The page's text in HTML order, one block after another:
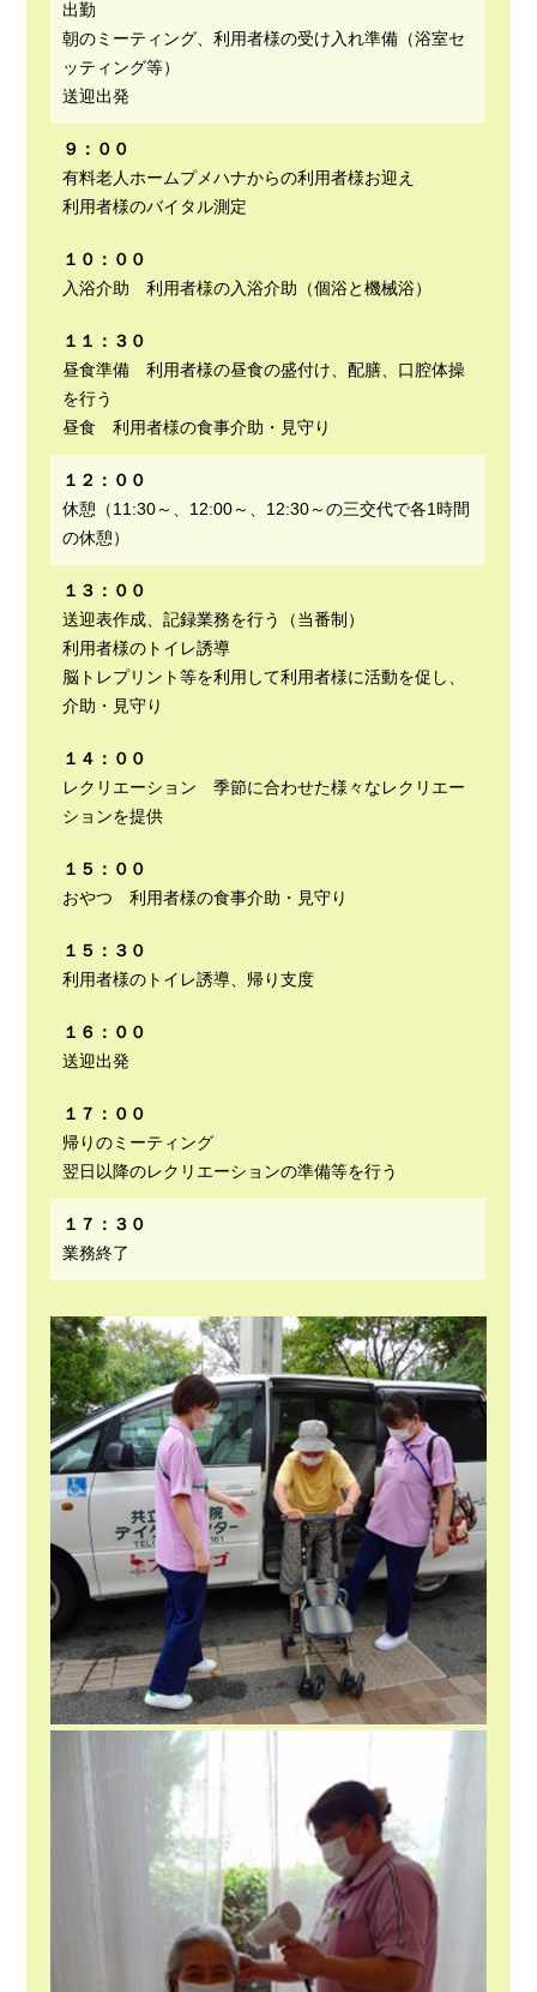
出勤
朝のミーティング、利用者様の受け入れ準備（浴室セ
ッティング等）
送迎出発
９：００
有料老人ホームプメハナからの利用者様お迎え
利用者様のバイタル測定
１０：００
入浴介助 利用者様の入浴介助（個浴と機械浴）
１１：３０
昼食準備 利用者様の昼食の盛付け、配膳、口腔体操
を行う
昼食 利用者様の食事介助・見守り
１２：００
休憩（11:30～、12:00～、12:30～の三交代で各1時間
の休憩）
１３：００
送迎表作成、記録業務を行う（当番制）
利用者様のトイレ誘導
脳トレプリント等を利用して利用者様に活動を促し、
介助・見守り
１４：００
レクリエーション 季節に合わせた様々なレクリエー
ションを提供
１５：００
おやつ 利用者様の食事介助・見守り
１５：３０
利用者様のトイレ誘導、帰り支度
１６：００
送迎出発
１７：００
帰りのミーティング
翌日以降のレクリエーションの準備等を行う
１７：３０
業務終了